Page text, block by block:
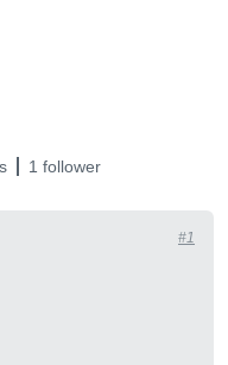
1 follower
#1